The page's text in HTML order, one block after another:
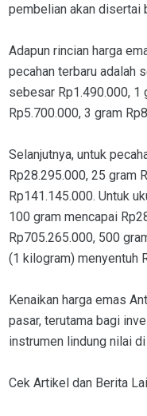
pembelian akan disertai
Adapun rincian harga
pecahan terbaru adalah
sebesar Rp1.490.000, 1
Rp5.700.000, 3 gram
Selanjutnya, untuk
Rp28.295.000, 25 gram
Rp141.145.000. Untuk
100 gram mencapai
Rp705.265.000, 500
(1 kilogram) menyentuh
Kenaikan harga emas
pasar, terutama bagi
instrumen lindung nilai
Cek Artikel dan Berita